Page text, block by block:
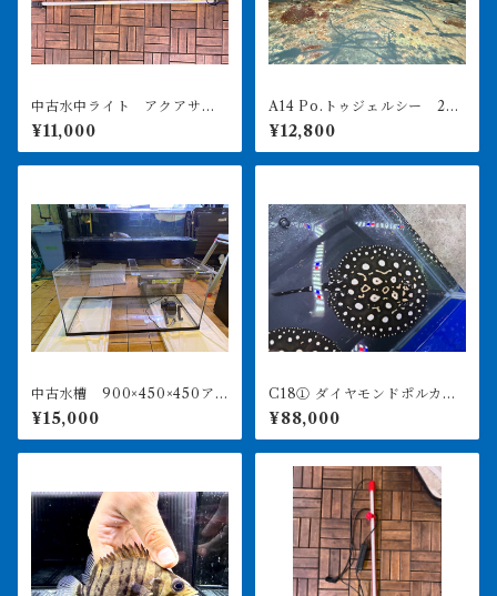
中古水中ライト アクアサン
¥11,000
A14 Po.トゥジェルシー 20
㎝前後
¥12,800
中古水槽 900×450×450ア
クリル水槽 上部濾過セット
¥15,000
C18① ダイヤモンドポルカ
アルビノヘテロ 体盤16㎝前
後 ♀
¥88,000